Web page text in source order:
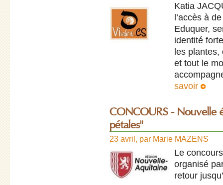
Katia
l’accès à
Eduquer,
identité
les plantes,
et tout le
savoir
CONCOURS - Nouvelle
pétales"
23 avril, par Marie MAZENS
Le
organisé
retour